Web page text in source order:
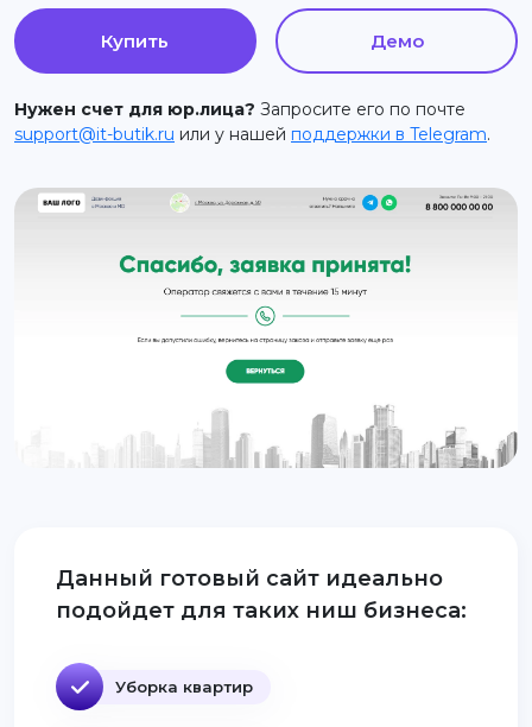
Контакты
support@it-butik.ru
Купить Демо
Нужен счет для юр.лица? Запросите его по почте
support@it-butik.ru или у нашей поддержки в Telegram.
Данный готовый сайт идеально
подойдет для таких ниш бизнеса:
Уборка квартир